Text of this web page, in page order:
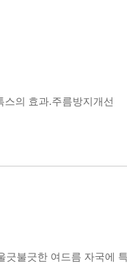
의 효과.주름방지개선
불긋한 여드름 자국에